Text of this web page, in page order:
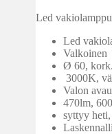
Led
Led
Valkoinen
Ø 60,
3000K,
Valon
470lm,
syttyy